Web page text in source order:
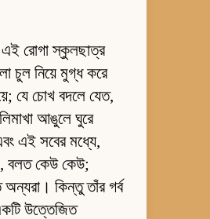
রোগা স্কুলছাত্র
চুল নিয়ে মুগ্ধ করে
যে চোখ বদলে যেত,
আঙুলে ঘুরে
এই সবের মধ্যে,
বলত কেউ কেউ;
কিন্তু তাঁর গর্ব
উত্তেজিত